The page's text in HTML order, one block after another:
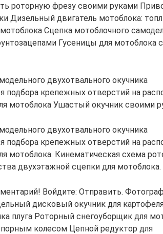
роторную фрезу своими руками
Дизельный двигатель мотоблока:
Сцепка мотоблочного
Гусеницы для мотоблока
двухотвального окучника
подбора крепежных отверстий на
мотоблока Ушастый окучник своими
двухотвального окучника
подбора крепежных отверстий на
мотоблока. Кинематическая схема
двухэтажной сцепки для мотоблока.
Войдите: Отправить.
дисковый окучник для
плуга Роторный снегоуборщик для
колесом Цепной редуктор для